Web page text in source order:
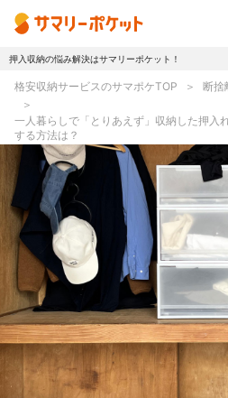
使い方
プランとボックス
オプションサービス
おしゃれ着保管 ク
無酸素保管 布
ラグ・マットクリーニング シ
シューズリペア リ
押入収納の悩み解決はサマリーポケット！
格安収納サービスのサマポケTOP 断捨
一人暮らしで「とりあえず」収納した押入
する方法は？